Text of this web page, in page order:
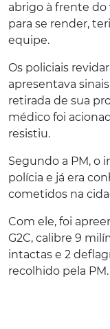
abrigo à frente do
para se render,
equipe.
Os policiais
apresentava
retirada de sua
médico foi
resistiu.
Segundo a PM, o
polícia e já era
cometidos na
Com ele, foi
G2C, calibre 9
intactas e 2
recolhido pela PM.